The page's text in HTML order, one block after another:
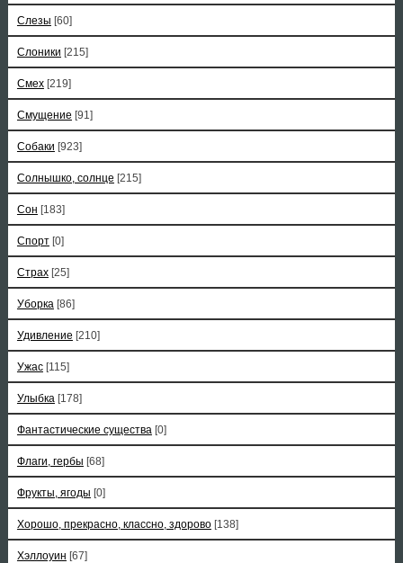
Слезы [60]
Слоники [215]
Смех [219]
Смущение [91]
Собаки [923]
Солнышко, солнце [215]
Сон [183]
Спорт [0]
Страх [25]
Уборка [86]
Удивление [210]
Ужас [115]
Улыбка [178]
Фантастические существа [0]
Флаги, гербы [68]
Фрукты, ягоды [0]
Хорошо, прекрасно, классно, здорово [138]
Хэллоуин [67]